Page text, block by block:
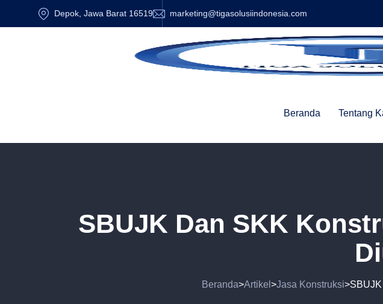
Depok, Jawa Barat 16519 marketing@tigasolusiindonesia.com
Beranda Tentang
SBUJK Dan SKK
Beranda>Artikel >Jasa Konstruksi>